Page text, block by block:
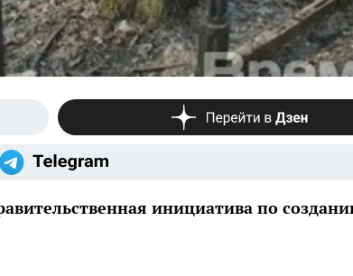
инициатива по